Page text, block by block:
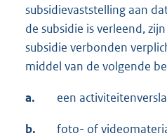
subsidievaststelling aan
de subsidie is verleend,
subsidie verbonden
middel van de volgende
a. een
b.
foto- of